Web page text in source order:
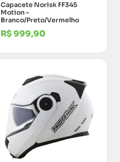
Capacete Norisk FF345
Motion –
Branco/Preto/Vermelho
R$999,90